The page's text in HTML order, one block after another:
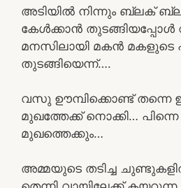
അടിയിൽ നിന്നും ബ്ലക്
കേൾക്കാൻ തുടങ്ങിയപ്പോൾ
മനസിലായി മകൻ മകളുടെ
തുടങ്ങിയെന്ന്….
വസു ഊമ്പിക്കൊണ്ട് തന്നെ
മുഖത്തേക്ക് നൊക്കി…
മുഖത്തെക്കും…
അമ്മയുടെ തടിച്ച